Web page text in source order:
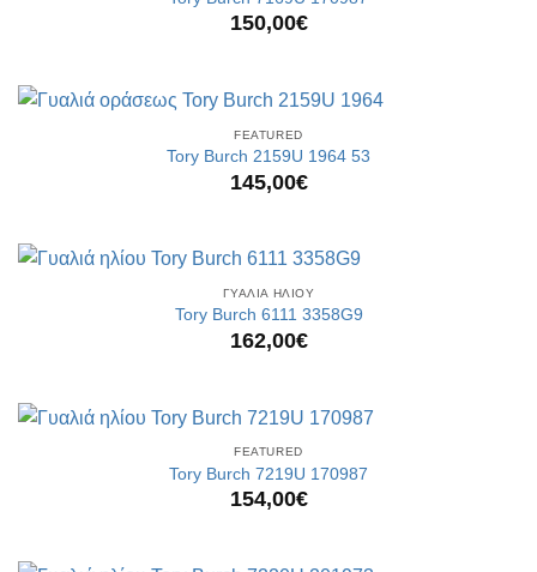
150,00€
FEATURED
Tory Burch 2159U 1964 53
145,00€
ΓΥΑΛΙΑ ΗΛΙΟΥ
Tory Burch 6111 3358G9
162,00€
FEATURED
Tory Burch 7219U 170987
154,00€